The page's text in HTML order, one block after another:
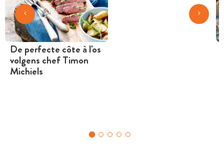
De perfecte côte à l'os
volgens chef Timon
Michiels